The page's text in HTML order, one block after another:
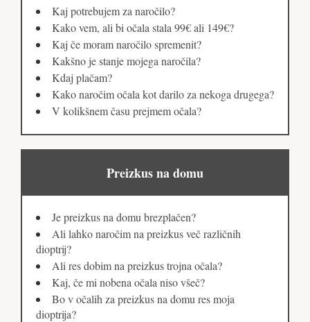
Kaj potrebujem za naročilo?
Kako vem, ali bi očala stala 99€ ali 149€?
Kaj če moram naročilo spremenit?
Kakšno je stanje mojega naročila?
Kdaj plačam?
Kako naročim očala kot darilo za nekoga drugega?
V kolikšnem času prejmem očala?
Preizkus na domu
Je preizkus na domu brezplačen?
Ali lahko naročim na preizkus več različnih
dioptrij?
Ali res dobim na preizkus trojna očala?
Kaj, če mi nobena očala niso všeč?
Bo v očalih za preizkus na domu res moja
dioptrija?